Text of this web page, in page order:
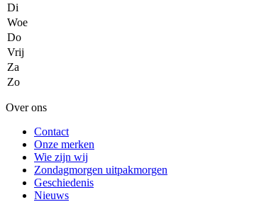
Di
Woe
Do
Vrij
Za
Zo
Over ons
Contact
Onze merken
Wie zijn wij
Zondagmorgen uitpakmorgen
Geschiedenis
Nieuws